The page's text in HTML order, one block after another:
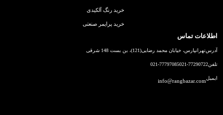
خرید رنگ آلکیدی
خرید پرایمر صنعتی
اطلاعات تماس
آدرستهرانپارس، خیابان محمد رضایی(121)، بن بست 148 شرقی
تلفن021-77290722
021-77797085
ایمیلinfo@rangbazar.com